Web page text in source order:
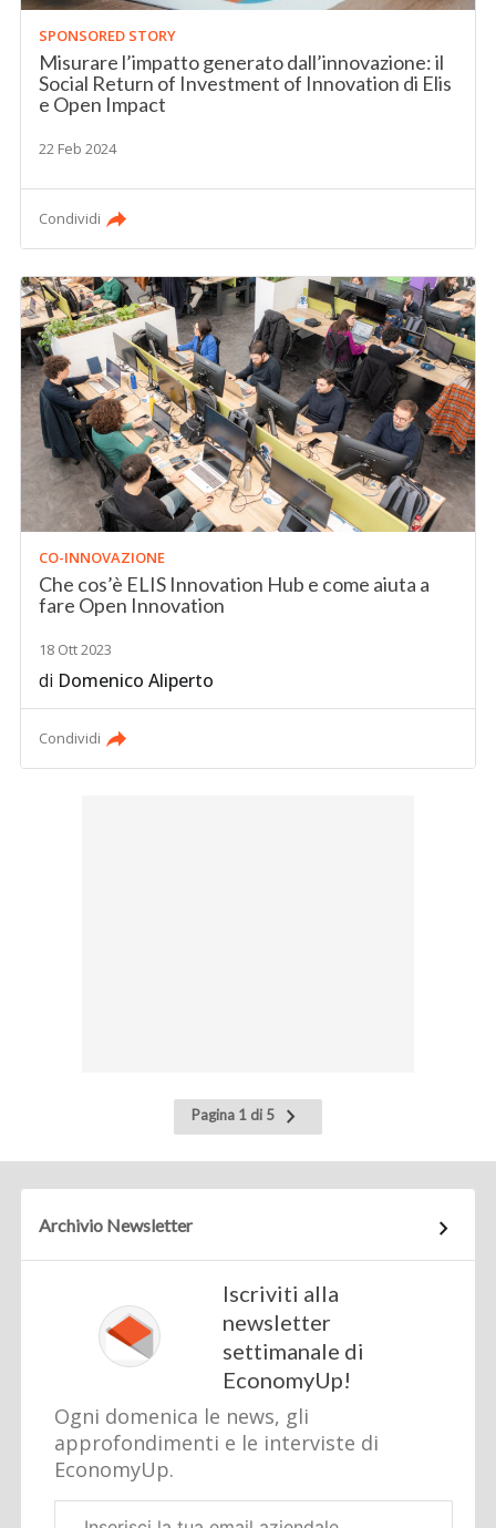
SPONSORED STORY
Misurare l’impatto generato dall’innovazione: il
Social Return of Investment of Innovation di Elis
e Open Impact
22 Feb 2024
Condividi
CO-INNOVAZIONE
Che cos’è ELIS Innovation Hub e come aiuta a
fare Open Innovation
18 Ott 2023
di Domenico Aliperto
Condividi
Pagina 1 di 5
Pagina
successiva
Archivio Newsletter
Iscriviti alla
newsletter
settimanale di
EconomyUp!
Ogni domenica le news, gli
approfondimenti e le interviste di
EconomyUp.